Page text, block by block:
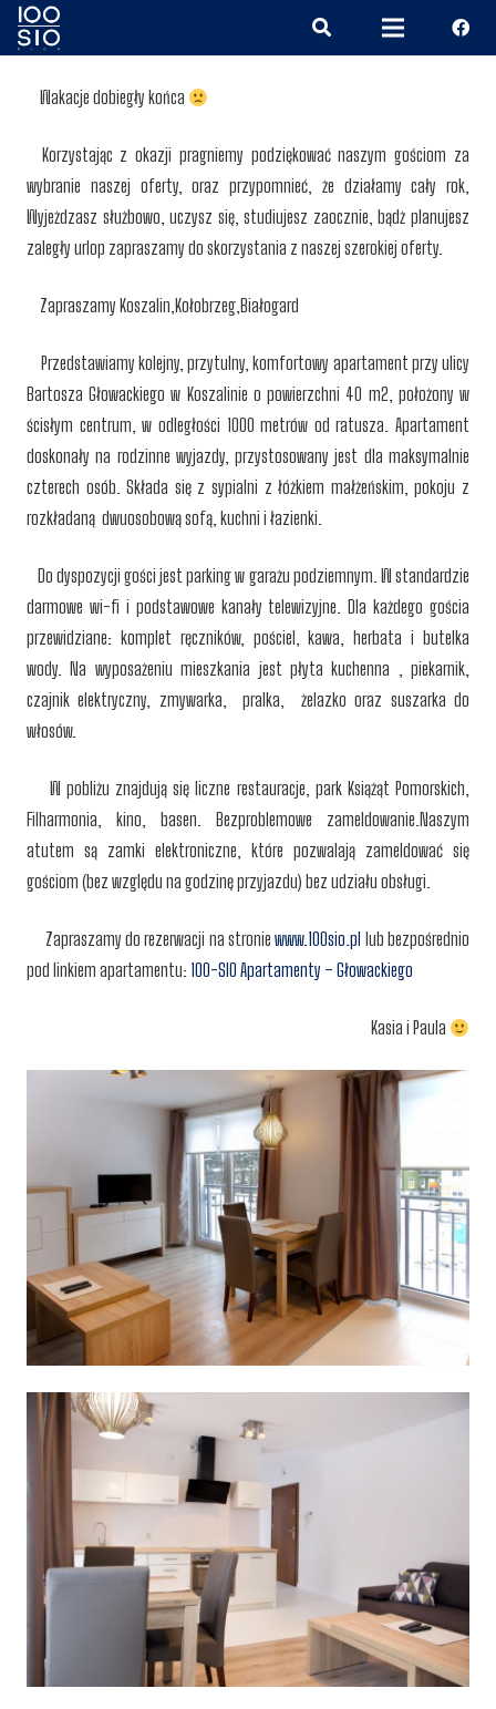
Wakacje dobiegły końca
Korzystając z okazji pragniemy podziękować naszym gościom za
wybranie naszej oferty, oraz przypomnieć, że działamy cały rok,
Wyjeżdzasz służbowo, uczysz się, studiujesz zaocznie, bądż planujesz
zaległy urlop zapraszamy do skorzystania z naszej szerokiej oferty.
Zapraszamy Koszalin,Kołobrzeg,Białogard
Przedstawiamy kolejny, przytulny, komfortowy apartament przy ulicy
Bartosza Głowackiego w Koszalinie o powierzchni 40 m2, położony w
ścisłym centrum, w odległości 1000 metrów od ratusza. Apartament
doskonały na rodzinne wyjazdy, przystosowany jest dla maksymalnie
czterech osób. Składa się z sypialni z łóżkiem małżeńskim, pokoju z
rozkładaną dwuosobową sofą, kuchni i łazienki.
Do dyspozycji gości jest parking w garażu podziemnym. W standardzie
darmowe wi-fi i podstawowe kanały telewizyjne. Dla każdego gościa
przewidziane: komplet ręczników, pościel, kawa, herbata i butelka
wody. Na wyposażeniu mieszkania jest płyta kuchenna , piekarnik,
czajnik elektryczny, zmywarka, pralka, żelazko oraz suszarka do
włosów.
W pobliżu znajdują się liczne restauracje, park Książąt Pomorskich,
Filharmonia, kino, basen. Bezproblemowe zameldowanie.Naszym
atutem są zamki elektroniczne, które pozwalają zameldować się
gościom (bez względu na godzinę przyjazdu) bez udziału obsługi.
Zapraszamy do rezerwacji na stroniewww.100sio.pl lub bezpośrednio
pod linkiem apartamentu: 100-SIO Apartamenty – Głowackiego
Kasia i Paula